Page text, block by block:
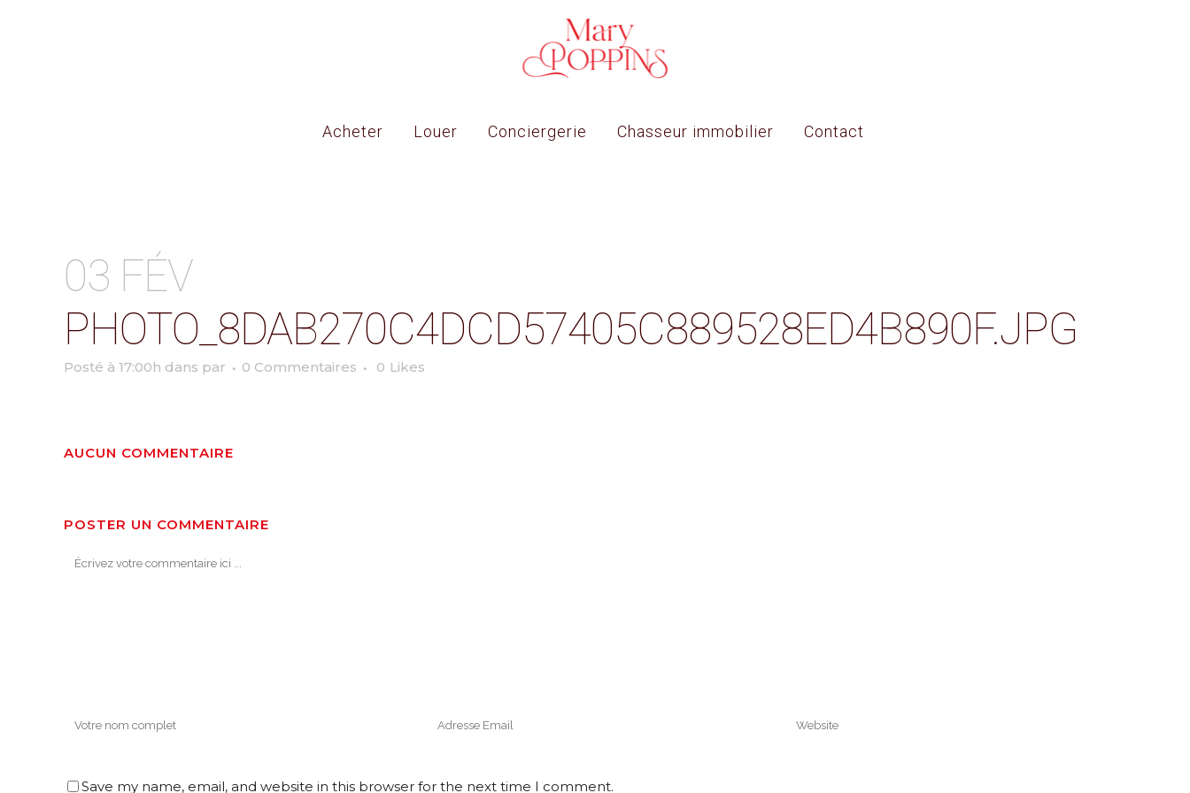
Acheter Louer Conciergerie Chasseur immobilier Contact
03 FÉV
PHOTO_8DAB270C4DCD57405C889528ED4B890F.JPG
Posté à 17:00h dans par 0 Commentaires 0 Likes
AUCUN COMMENTAIRE
POSTER UN COMMENTAIRE
Save my name, email, and website in this browser for the next time I comment.